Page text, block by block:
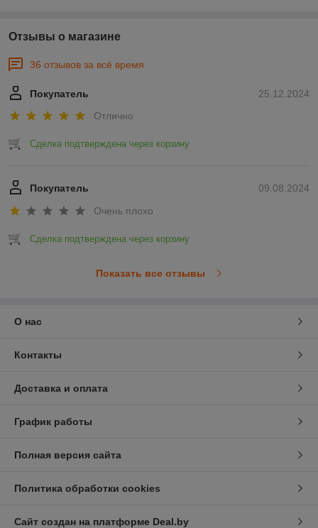
Отзывы о магазине
36 отзывов за всё время
25.12.2024
Покупатель
Отлично
Сделка подтверждена через корзину
09.08.2024
Покупатель
Очень плохо
Сделка подтверждена через корзину
Показать все отзывы
О нас
Контакты
Доставка и оплата
График работы
Полная версия сайта
Политика обработки cookies
Сайт создан на платформе Deal.by